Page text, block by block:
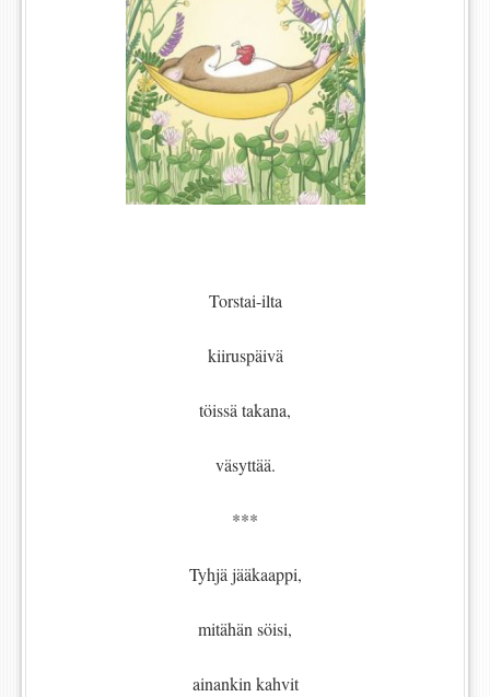
Torstai-ilta
kiiruspäivä
töissä takana,
väsyttää.
***
Tyhjä jääkaappi,
mitähän söisi,
ainankin kahvit